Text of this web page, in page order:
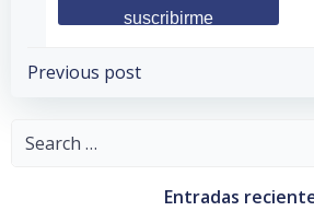
Post
navigation
Previous post
Search
Entradas